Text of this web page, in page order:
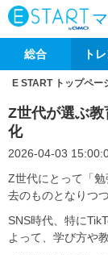
総合 ト
E START トップペー
Z世代が選ぶ
化
2026-04-03
Z世代にとって「
去のものとなりつ
SNS時代、特に
よって、学び方や